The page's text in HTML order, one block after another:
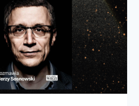
ZADAĆ